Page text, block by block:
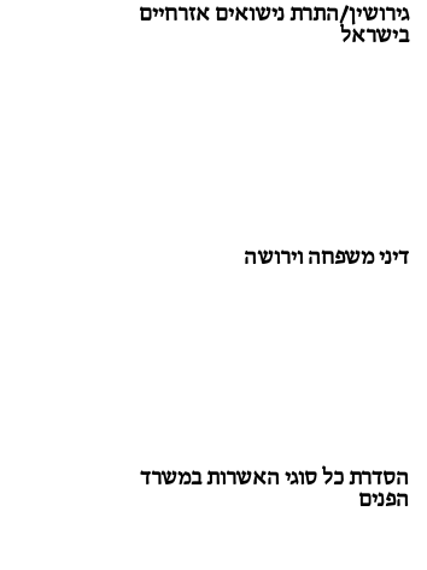
גירושין/התרת נישואים אזרחיים
בישראל
דיני משפחה וירושה
הסדרת כל סוגי האשרות במשרד
הפנים